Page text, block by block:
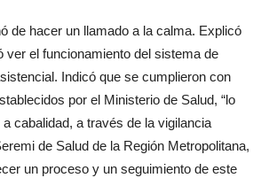
de hacer un llamado a la calma. Explicó
ver el funcionamiento del sistema de
Indicó que se cumplieron con
por el Ministerio de Salud, “lo
cabalidad, a través de la vigilancia
de Salud de la Región Metropolitana,
un proceso y un seguimiento de este